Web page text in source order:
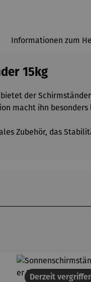
Informationen zum
15kg
der
macht ihn
Zubehör, das
Derzeit